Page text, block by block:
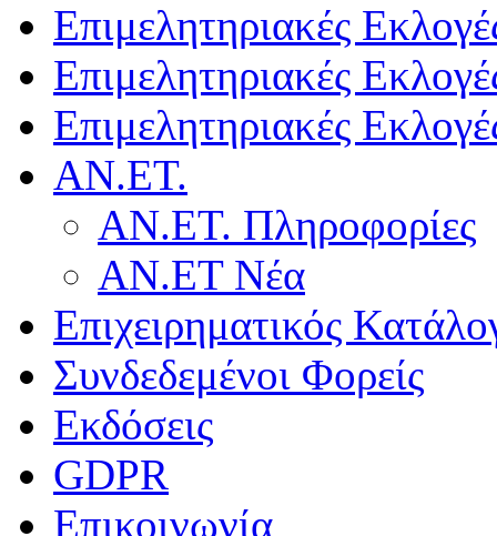
Επιμελητηριακές
Επιμελητηριακές
Επιμελητηριακές
ΑΝ.ΕΤ.
ΑΝ.ΕΤ. Πληροφορίες
ΑΝ.ΕΤ Νέα
Επιχειρηματικός
Συνδεδεμένοι Φορείς
Εκδόσεις
GDPR
Επικοινωνία